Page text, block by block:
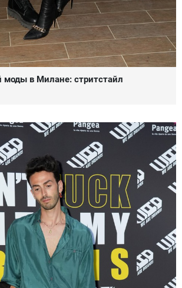
в Милане: стритстайл